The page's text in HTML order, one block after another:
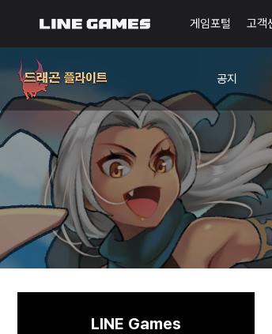
게임포털 고객
공지
공지사항
이벤트
LINE Games